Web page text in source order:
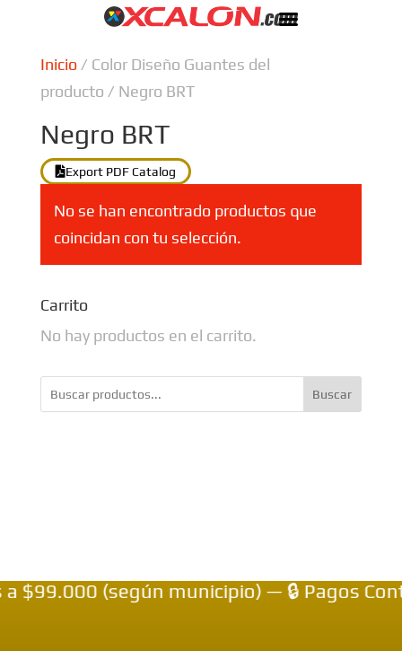
Inicio/ Color Diseño Guantes del
producto / Negro BRT
Negro BRT
Export PDF Catalog
No se han encontrado productos que
coincidan con tu selección.
Carrito
No hay productos en el carrito.
Buscar
$99.000 (según municipio) — 🔒 Pagos